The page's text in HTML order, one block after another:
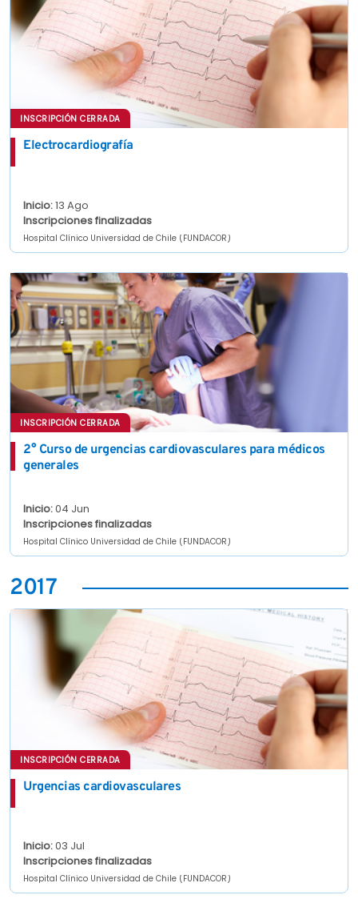
INSCRIPCIÓN CERRADA
Electrocardiografía
Inicio:13 Ago
Inscripciones finalizadas
Hospital Clínico Universidad de Chile (FUNDACOR)
INSCRIPCIÓN CERRADA
2° Curso de urgencias cardiovasculares para médicos
generales
Inicio:04 Jun
Inscripciones finalizadas
Hospital Clínico Universidad de Chile (FUNDACOR)
2017
INSCRIPCIÓN CERRADA
Urgencias cardiovasculares
Inicio:03 Jul
Inscripciones finalizadas
Hospital Clínico Universidad de Chile (FUNDACOR)